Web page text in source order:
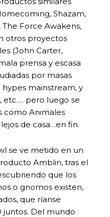
Shazam,
Force Awakens,
otros proyectos
(John Carter,
prensa y escasa
por masas
mainstream, y
etc.… pero luego se
como Animales
de casa…en fin.
se ve metido en un
Amblin, tras el
que los
o gnomos existen,
que ríanse
juntos. Del mundo